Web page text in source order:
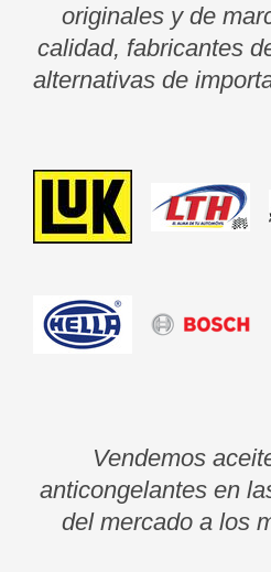
originales y de
calidad, fabricantes
alternativas de
Vendemos
anticongelantes en
del mercado a los